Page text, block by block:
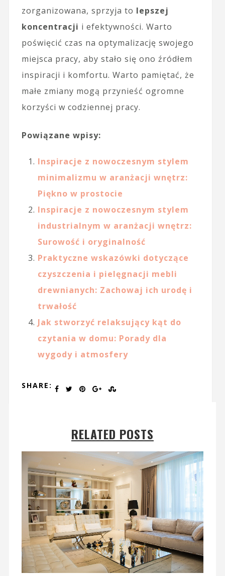
zorganizowana, sprzyja to lepszej
koncentracji i efektywności. Warto
poświęcić czas na optymalizację swojego
miejsca pracy, aby stało się ono źródłem
inspiracji i komfortu. Warto pamiętać, że
małe zmiany mogą przynieść ogromne
korzyści w codziennej pracy.
Powiązane wpisy:
Inspiracje z nowoczesnym stylem
minimalizmu w aranżacji wnętrz:
Piękno w prostocie
Inspiracje z nowoczesnym stylem
industrialnym w aranżacji wnętrz:
Surowość i oryginalność
Praktyczne wskazówki dotyczące
czyszczenia i pielęgnacji mebli
drewnianych: Zachowaj ich urodę i
trwałość
Jak stworzyć relaksujący kąt do
czytania w domu: Porady dla
wygody i atmosfery
SHARE:
RELATED POSTS